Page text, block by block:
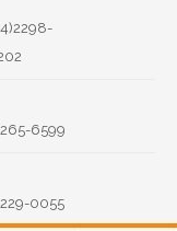
6599
0055